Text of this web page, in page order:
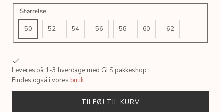
SIMPLE LINK GOLDEN CHAIN
200,00 DKK
ERICA
Størrelse
50
52 54 56 58 60 62
Leveres på 1-3 hverdage med GLS pakkeshop
Findes også i vores butik
TILFØJ TIL KURV